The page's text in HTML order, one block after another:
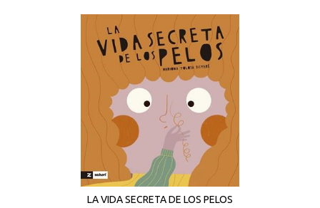
LA VIDA SECRETA DE LOS PELOS